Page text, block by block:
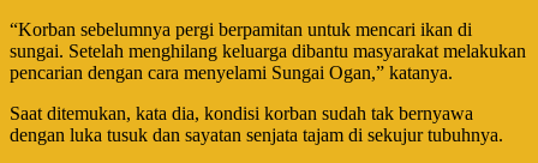
“Korban sebelumnya pergi berpamitan untuk mencari ikan di
sungai. Setelah menghilang keluarga dibantu masyarakat melakukan
pencarian dengan cara menyelami Sungai Ogan,” katanya.
Saat ditemukan, kata dia, kondisi korban sudah tak bernyawa
dengan luka tusuk dan sayatan senjata tajam di sekujur tubuhnya.